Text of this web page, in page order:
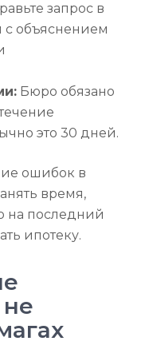
запрос в
объяснением
Бюро обязано
это 30 дней.
ошибок в
время,
на последний
ипотеку.